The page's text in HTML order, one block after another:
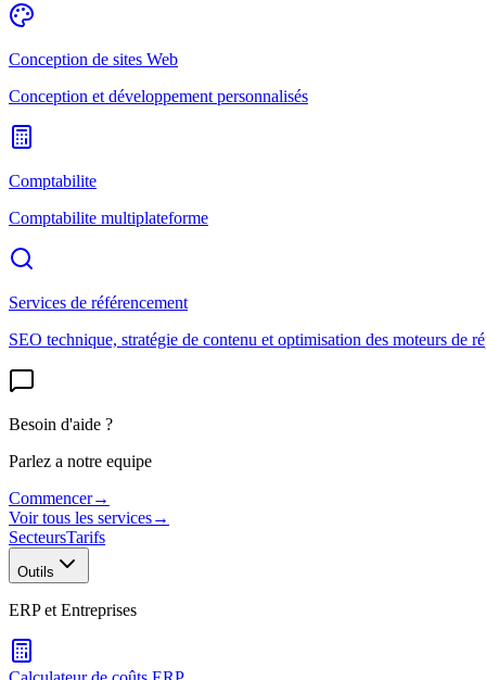
Conception de sites Web
Conception et développement personnalisés
Comptabilite
Comptabilite multiplateforme
Services de référencement
SEO technique, stratégie de contenu et optimisation des moteurs de
Besoin d'aide ?
Parlez a notre equipe
Commencer→
Voir tous les services→
SecteursTarifs
Outils
ERP et Entreprises